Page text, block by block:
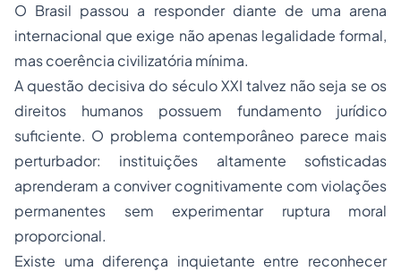
O Brasil passou a responder diante de uma arena
internacional que exige não apenas legalidade formal,
mas coerência civilizatória mínima.
A questão decisiva do século XXI talvez não seja se os
direitos humanos possuem fundamento jurídico
suficiente. O problema contemporâneo parece mais
perturbador: instituições altamente sofisticadas
aprenderam a conviver cognitivamente com violações
permanentes sem experimentar ruptura moral
proporcional.
Existe uma diferença inquietante entre reconhecer